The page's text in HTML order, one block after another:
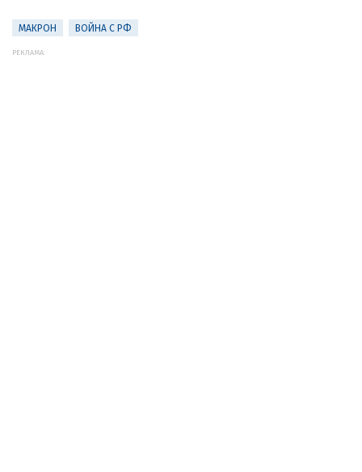
МАКРОН ВОЙНА С РФ
РЕКЛАМА: